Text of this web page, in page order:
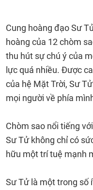
Cung hoàng đạo Sư
hoàng của 12 chòm
thu hút sự chú ý của
lực quá nhiều. Được
của hệ Mặt Trời, Sư
mọi người về phía
Chòm sao nổi tiếng
Sư Tử không chỉ có
hữu một trí tuệ mạnh
Sư Tử là một trong số